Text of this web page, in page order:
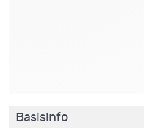
Basisinfo